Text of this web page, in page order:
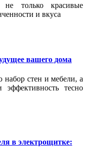
только красивые
и вкуса
вашего дома
стен и мебели, а
эффективность тесно
в электрощитке: